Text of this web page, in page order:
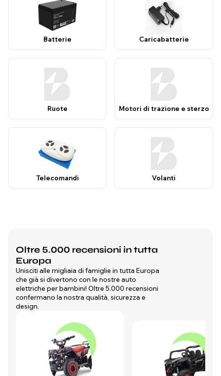
Batterie Caricabatterie
Ruote Motori di trazione e sterzo
Telecomandi Volanti
Oltre 5.000 recensioni in tutta
Europa
Unisciti alle migliaia di famiglie in tutta Europa
che già si divertono con le nostre auto
elettriche per bambini! Oltre 5.000 recensioni
confermano la nostra qualità, sicurezza e
design.